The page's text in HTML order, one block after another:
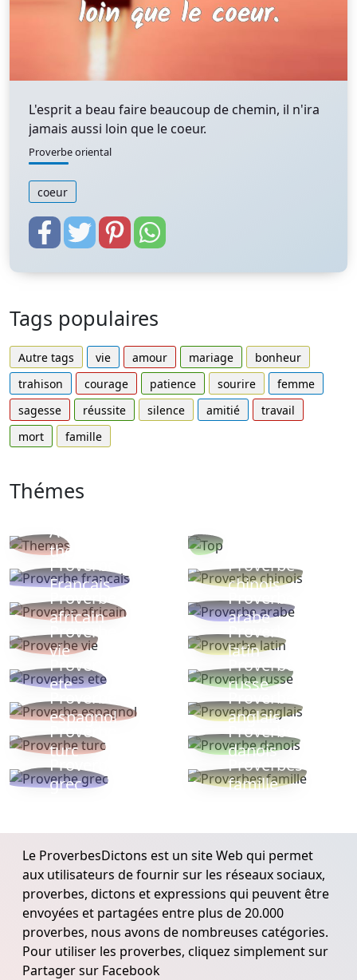
L'esprit a beau faire beaucoup de chemin, il n'ira
jamais aussi loin que le coeur.
Proverbe oriental
coeur
Tags populaires
Autre tags vie amour mariage
bonheur
trahison
courage patience sourire
femme
sagesse
réussite silence amitié
travail
mort
famille
Thémes
Autres
thèmes
Proverbe
Français
Proverbe
chinois
Proverbe
africain
Proverbe
arabe
Proverbe
vie
Proverbe
latin
Proverbes
ete
Proverbe
russe
Proverbe
espagnol
Proverbe
anglais
Proverbe
turc
Proverbe
danois
Proverbe
grec
Proverbes
famille
Le ProverbesDictons est un site Web qui permet
aux utilisateurs de fournir sur les réseaux sociaux,
proverbes, dictons et expressions qui peuvent être
envoyées et partagées entre plus de 20.000
proverbes, nous avons de nombreuses catégories.
Pour utiliser les proverbes, cliquez simplement sur
Partager sur Facebook